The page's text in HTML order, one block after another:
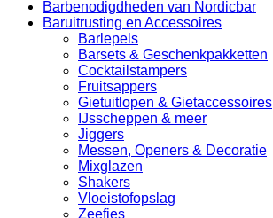
Barbenodigdheden van Nordicbar
Baruitrusting en Accessoires
Barlepels
Barsets & Geschenkpakketten
Cocktailstampers
Fruitsappers
Gietuitlopen & Gietaccessoires
IJsscheppen & meer
Jiggers
Messen, Openers & Decoratie
Mixglazen
Shakers
Vloeistofopslag
Zeefjes